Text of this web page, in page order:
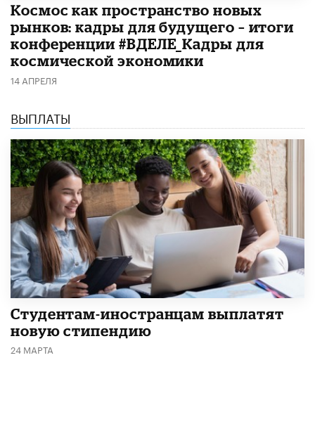
Космос как пространство новых
рынков: кадры для будущего – итоги
конференции #ВДЕЛЕ_Кадры для
космической экономики
14 АПРЕЛЯ
ВЫПЛАТЫ
Студентам-иностранцам выплатят
новую стипендию
24 МАРТА